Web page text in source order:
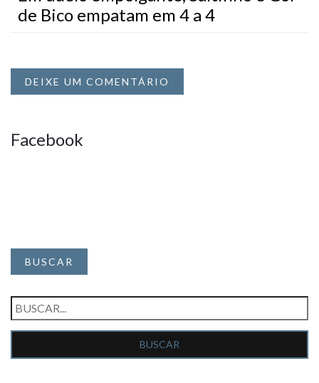
de Bico empatam em 4 a 4
DEIXE UM COMENTÁRIO
Facebook
BUSCAR